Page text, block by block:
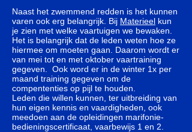
Naast het zwemmend redden is het kunnen
varen ook erg belangrijk. Bij Materieel kun
je zien met welke vaartuigen we bewaken.
Het is belangrijk dat de leden weten hoe ze
hiermee om moeten gaan. Daarom wordt er
van mei tot en met oktober vaartraining
gegeven. Ook word er in de winter 1x per
maand training gegeven om de
compententies op pijl te houden.
Leden die willen kunnen, ter uitbreiding van
hun eigen kennis en vaardigheden, ook
meedoen aan de opleidingen marifonie-
bedieningscertificaat, vaarbewijs 1 en 2.